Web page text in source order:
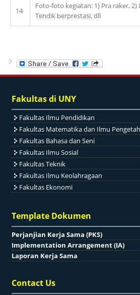
14
Foto-foto kegiatan: 1) Pra raker, 2)
Tendik berprestasi, dll
Fakultas di UNY
Fakultas Ilmu Pendidikan
Fakultas Matematika dan Ilmu
Fakultas Bahasa dan Seni
Fakultas Ilmu Sosial
Fakultas Teknik
Fakultas Ilmu Keolahragaan
Fakultas Ekonomi
Template Dokumen
Perjanjian Kerja Sama (PKS)
Implementation Arrangement (IA)
Laporan Kerja Sama
Contact Us